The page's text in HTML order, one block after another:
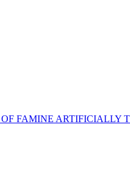
FAMINE ARTIFICIALLY